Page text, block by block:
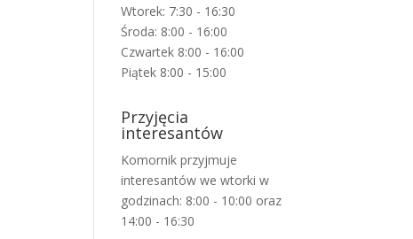
Wtorek: 7:30 - 16:30
Środa: 8:00 - 16:00
Czwartek 8:00 - 16:00
Piątek 8:00 - 15:00
Przyjęcia
interesantów
Komornik przyjmuje
interesantów we wtorki w
godzinach: 8:00 - 10:00 oraz
14:00 - 16:30